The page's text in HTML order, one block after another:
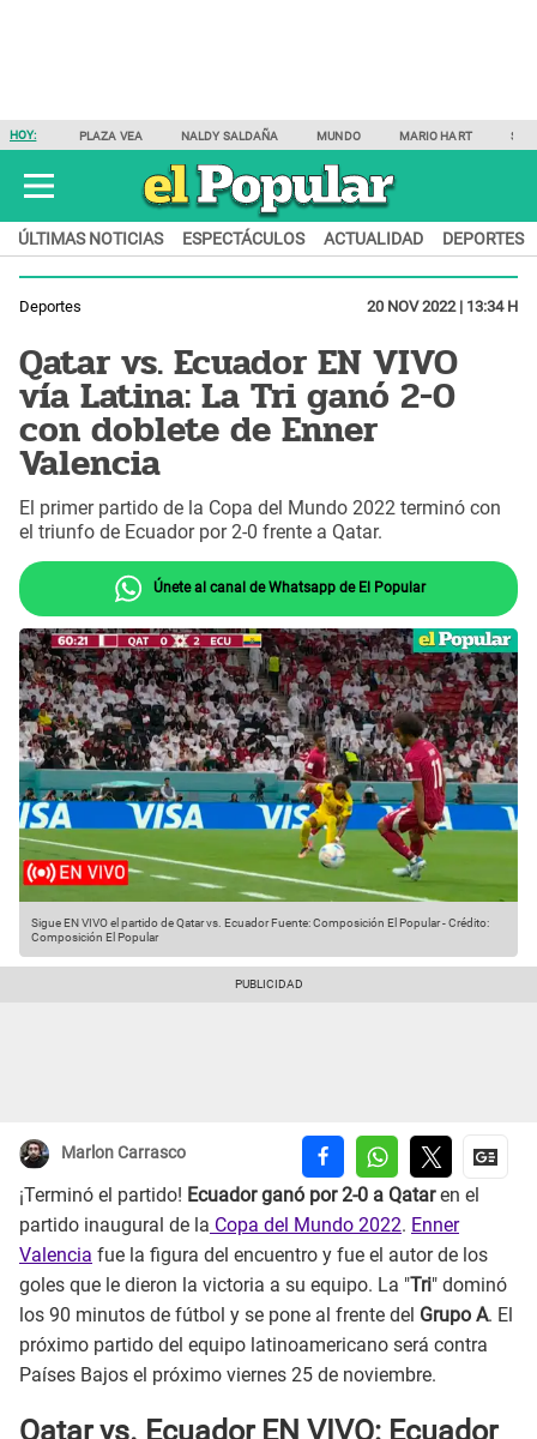
HOY: PLAZA VEA NALDY SALDAÑA MUNDO MARIO HART
ÚLTIMAS NOTICIAS ESPECTÁCULOS ACTUALIDAD DEPORTES
Deportes 20 NOV 2022 | 13:34 H
Qatar vs. Ecuador EN VIVO
vía Latina: La Tri ganó 2-0
con doblete de Enner
Valencia
El primer partido de la Copa del Mundo 2022 terminó con
el triunfo de Ecuador por 2-0 frente a Qatar.
Únete al canal de Whatsapp de El Popular
Sigue EN VIVO el partido de Qatar vs. EcuadorFuente: Composición El Popular-Crédito:
Composición El Popular
Marlon Carrasco
¡Terminó el partido! Ecuador ganó por 2-0 a Qataren el
partido inaugural de la Copa del Mundo 2022. Enner
Valencia fue la figura del encuentro y fue el autor de los
goles que le dieron la victoria a su equipo. La "Tri" dominó
los 90 minutos de fútbol y se pone al frente del Grupo A. El
próximo partido del equipo latinoamericano será contra
Países Bajos el próximo viernes 25 de noviembre.
Qatar vs. Ecuador EN VIVO: Ecuador